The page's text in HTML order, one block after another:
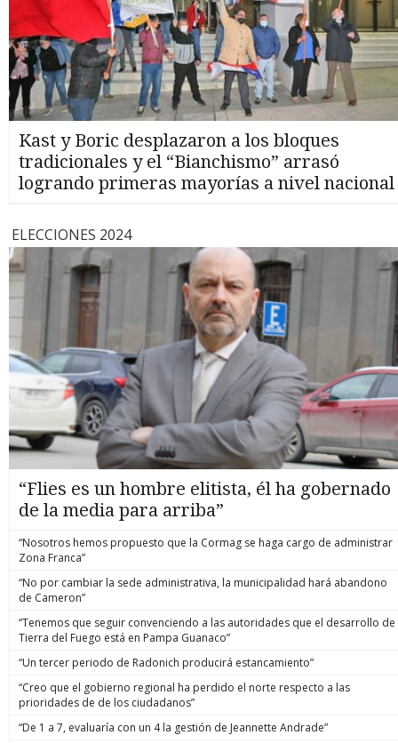
Kast y Boric desplazaron a los bloques
tradicionales y el “Bianchismo” arrasó
logrando primeras mayorías a nivel nacional
ELECCIONES 2024
“Flies es un hombre elitista, él ha gobernado
de la media para arriba”
“Nosotros hemos propuesto que la Cormag se haga cargo de administrar
Zona Franca”
“No por cambiar la sede administrativa, la municipalidad hará abandono
de Cameron”
“Tenemos que seguir convenciendo a las autoridades que el desarrollo de
Tierra del Fuego está en Pampa Guanaco”
“Un tercer periodo de Radonich producirá estancamiento”
“Creo que el gobierno regional ha perdido el norte respecto a las
prioridades de de los ciudadanos”
“De 1 a 7, evaluaría con un 4 la gestión de Jeannette Andrade”